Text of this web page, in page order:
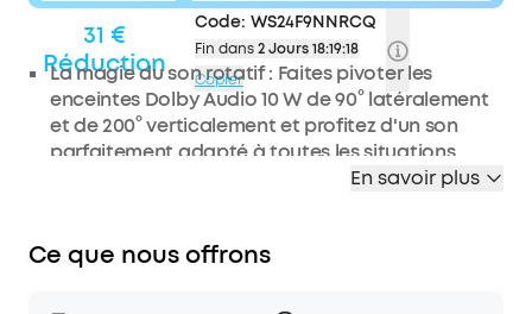
31 €
Réduction
Code: WS24F9NNRCQ
Fin dans2 Jours 18:19:17
Copier
La magie du son rotatif : Faites pivoter les
enceintes Dolby Audio 10 W de 90° latéralement
et de 200° verticalement et profitez d'un son
parfaitement adapté à toutes les situations.
Véritable luminosité, profonde clarté : Profitez de
des soirées cinéma mémorables.
En savoir plus
Ce que nous offrons